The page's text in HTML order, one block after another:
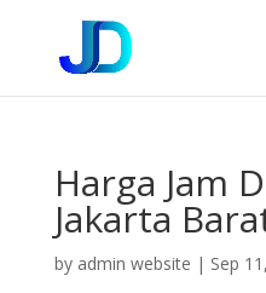
Harga Jam
Jakarta
by admin website | Sep